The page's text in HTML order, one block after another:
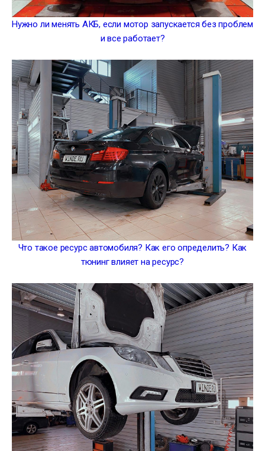
Нужно ли менять АКБ, если мотор запускается без проблем
и все работает?
Что такое ресурс автомобиля? Как его определить? Как
тюнинг влияет на ресурс?